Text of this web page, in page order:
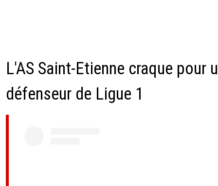
L'AS Saint-Etienne craque pour
défenseur de Ligue 1